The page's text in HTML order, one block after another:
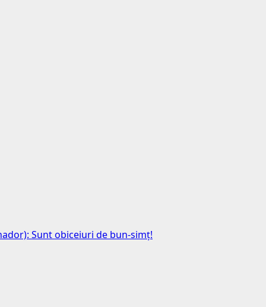
Sunt obiceiuri de bun-simț!